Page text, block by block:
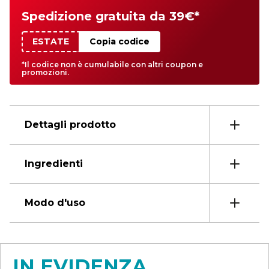
Spedizione gratuita da 39€*
ESTATE Copia codice
*Il codice non è cumulabile con altri coupon e
promozioni.
Dettagli prodotto
Ingredienti
Modo d'uso